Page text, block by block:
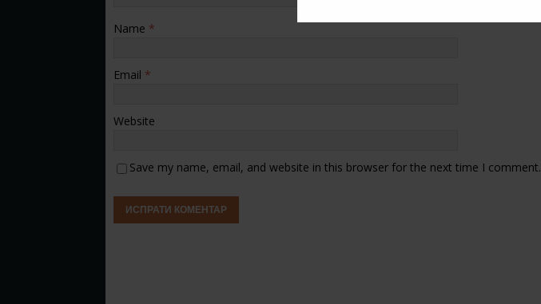
Name *
Email *
Website
Save my name, email, and website in this browser for the next time I comment.